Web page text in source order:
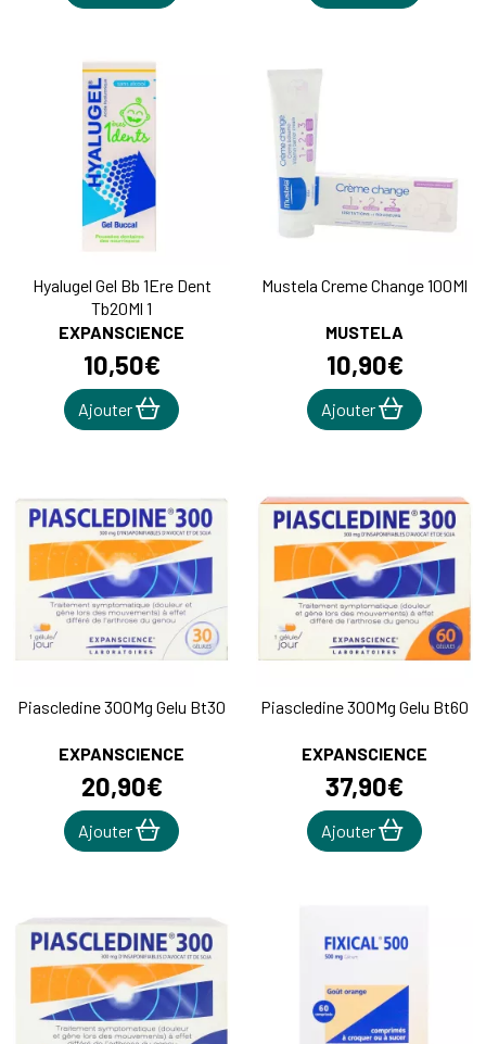
Hyalugel Gel Bb 1Ere Dent
Tb20Ml 1
EXPANSCIENCE
10,50€
Ajouter
Mustela Creme Change 100Ml
MUSTELA
10,90€
Ajouter
Piascledine 300Mg Gelu Bt30
EXPANSCIENCE
20,90€
Ajouter
Piascledine 300Mg Gelu Bt60
EXPANSCIENCE
37,90€
Ajouter